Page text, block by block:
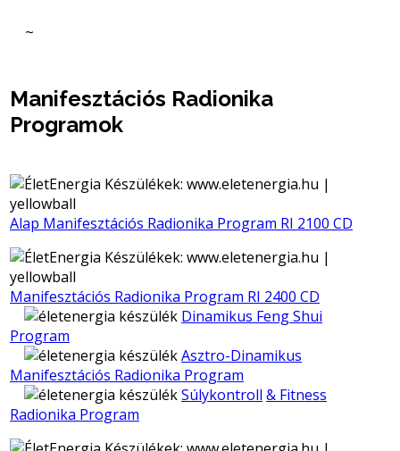
~
Manifesztációs Radionika
Programok
Alap Manifesztációs Radionika Program RI 2100 CD
Manifesztációs Radionika Program RI 2400 CD
Dinamikus Feng Shui
Program
Asztro-Dinamikus
Manifesztációs Radionika Program
Súlykontroll & Fitness
Radionika Program